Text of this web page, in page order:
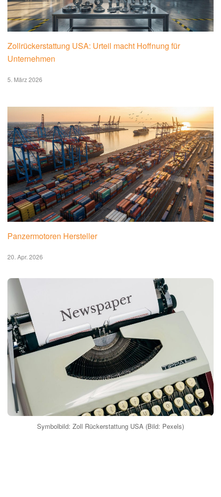
Zollrückerstattung USA: Urteil macht Hoffnung für
Unternehmen
5. März 2026
Panzermotoren Hersteller
20. Apr. 2026
Symbolbild: Zoll Rückerstattung USA (Bild: Pexels)